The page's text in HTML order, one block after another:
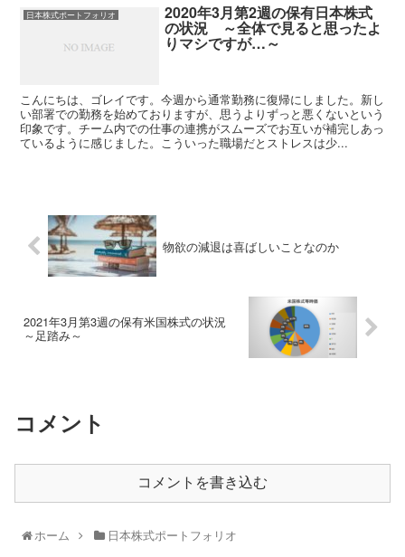
日本株式ポートフォリオ 2020年3月第2週の保有日本株式
の状況 ～全体で見ると思ったよ
りマシですが…～
こんにちは、ゴレイです。今週から通常勤務に復帰にしました。新し
い部署での勤務を始めておりますが、思うよりずっと悪くないという
印象です。チーム内での仕事の連携がスムーズでお互いが補完しあっ
ているように感じました。こういった職場だとストレスは少...
物欲の減退は喜ばしいことなのか
2021年3月第3週の保有米国株式の状況
～足踏み～
コメント
コメントを書き込む
ホーム 日本株式ポートフォリオ